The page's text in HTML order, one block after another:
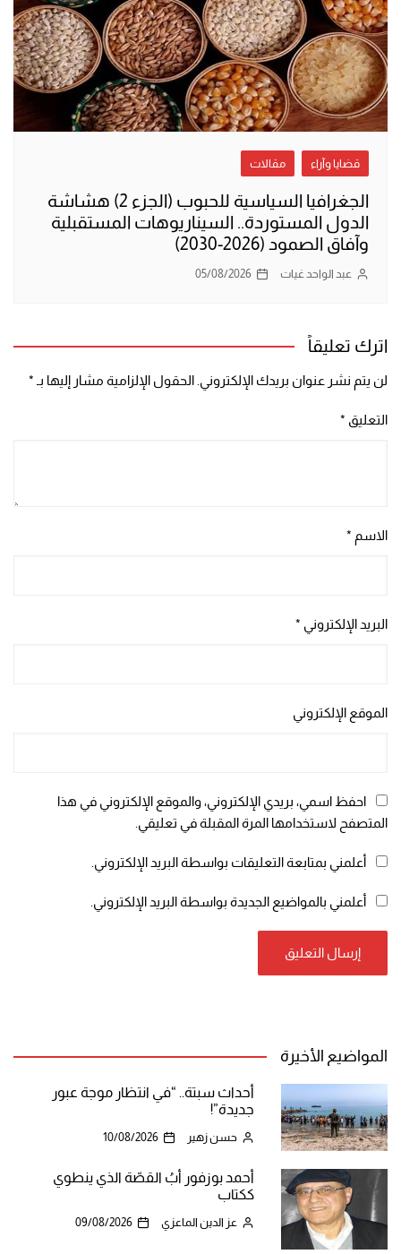
قضايا وآراء مقالات
الجغرافيا السياسية للحبوب (الجزء 2) هشاشة
الدول المستوردة.. السيناريوهات المستقبلية
وآفاق الصمود (2026-2030)
عبد الواحد غيات 05/08/2026
اترك تعليقاً
لن يتم نشر عنوان بريدك الإلكتروني. الحقول الإلزامية مشار إليها بـ *
التعليق *
الاسم *
البريد الإلكتروني *
الموقع الإلكتروني
احفظ اسمي، بريدي الإلكتروني، والموقع الإلكتروني في هذا
المتصفح لاستخدامها المرة المقبلة في تعليقي.
أعلمني بمتابعة التعليقات بواسطة البريد الإلكتروني.
أعلمني بالمواضيع الجديدة بواسطة البريد الإلكتروني.
المواضيع الأخيرة
أحداث سبتة.. “في انتظار موجة عبور
جديدة”!
حسن زهير 10/08/2026
أحمد بوزفور أبُ القصّة الذي ينطوي
ككتاب
عز الدين الماعزي 09/08/2026